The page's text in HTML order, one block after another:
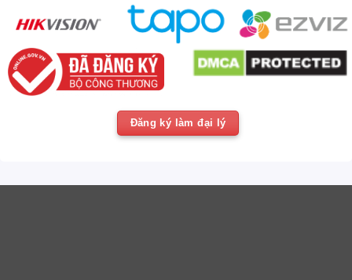
Đăng ký làm đại lý